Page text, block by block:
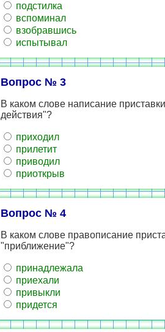
подстилка
вспоминал
взобравшись
испытывал
Вопрос № 3
В каком слове написание
действия"?
приходил
прилетит
приводил
приоткрыв
Вопрос № 4
В каком слове правописание
"приближение"?
принадлежала
приехали
привыкли
придется